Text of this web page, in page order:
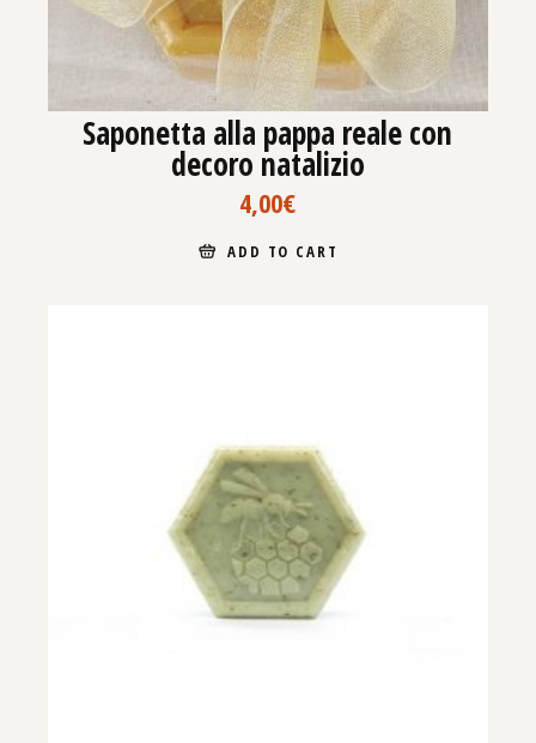
Saponetta alla pappa reale con
decoro natalizio
4,00€
ADD TO CART